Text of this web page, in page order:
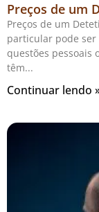
Preços de um
Preços de um
particular pode
questões pessoais
têm
Continuar lendo